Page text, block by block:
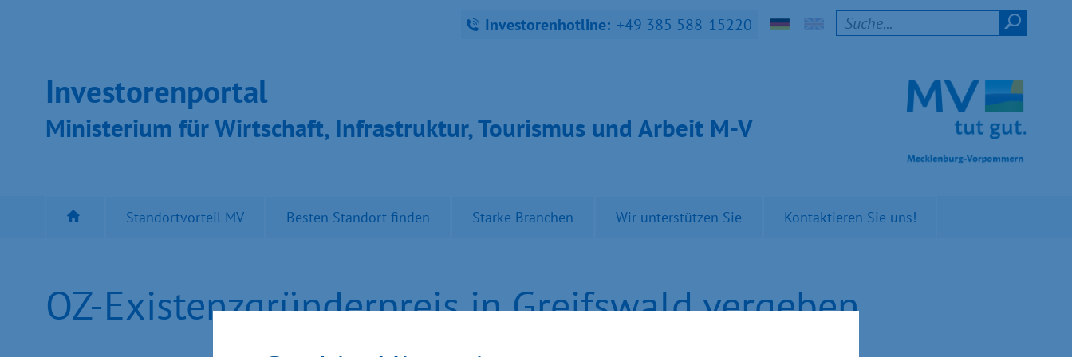
Investorenhotline: +49 385 588-15220
Inves­toren­por­tal
Ministeri­um für Wirt­schaft, Infra­struk­tur, Tou­ris­mus und Ar­beit M-V
Standortvorteil MV Besten Standort finden Starke Branchen Wir unterstützen Sie Kontaktieren Sie uns!
OZ-Existenzgründerpreis in Greifswald vergeben